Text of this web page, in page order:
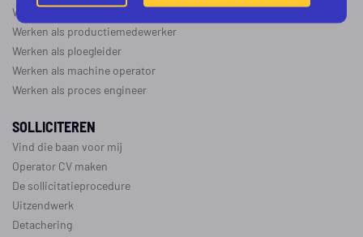
Werken als monteur
Werken als productiemedewerker
Werken als ploegleider
Werken als machine operator
Werken als proces engineer
SOLLICITEREN
Vind die baan voor mij
Operator CV maken
De sollicitatieprocedure
Uitzendwerk
Detachering